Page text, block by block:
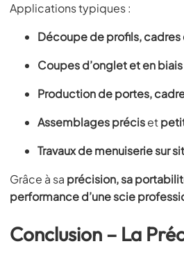
Applications typiques :
Découpe de profils, cadres
Coupes d’onglet et en biais
Production de portes,
Assemblages préciset
Travaux de menuiserie sur
Grâce à sa précision, sa
performance d’une scie
Conclusion – La